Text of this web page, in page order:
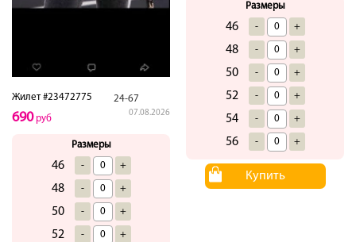
Жилет #23472775 24-67
07.08.2026
690руб
Размеры
46 - +
48 - +
50 - +
52 - +
Размеры
46 - +
48 - +
50 - +
52 - +
54 - +
56 - +
Купить